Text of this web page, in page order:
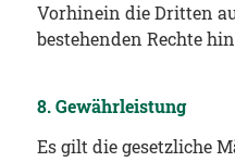
Vorhinein die Dritten
bestehenden Rechte
8. Gewährleistung
Es gilt die gesetzliche